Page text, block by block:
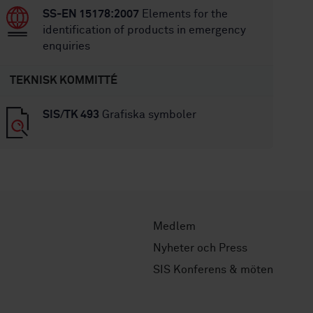
SS-EN 15178:2007 Elements for the
identification of products in emergency
enquiries
TEKNISK KOMMITTÉ
SIS/TK 493 Grafiska symboler
Medlem
Nyheter och Press
SIS Konferens & möten